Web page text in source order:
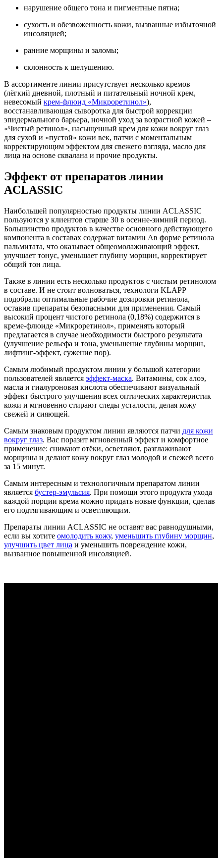
нарушение общего тона и пигментные пятна;
сухость и обезвоженность кожи, вызванные избыточной
инсоляцией;
ранние морщины и заломы;
склонность к шелушению.
В ассортименте линии присутствует несколько кремов
(лёгкий дневной, плотный и питательный ночной крем,
невесомый крем-флюид «Микроретинол»),
восстанавливающая сыворотка для быстрой коррекции
эпидермального барьера, ночной уход за возрастной кожей –
«Чистый ретинол», насыщенный крем для кожи вокруг глаз
для сухой и «пустой» кожи век, патчи с моментальным
корректирующим эффектом для свежего взгляда, масло для
лица на основе сквалана и прочие продукты.
Эффект от препаратов линии
ACLASSIC
Наибольшей популярностью продукты линии ACLASSIC
пользуются у клиентов старше 30 в осенне-зимний период.
Большинство продуктов в качестве основного действующего
компонента в составах содержат витамин Aв форме ретинола
пальмитата, что оказывает общеомолаживающий эффект,
улучшает тонус, уменьшает глубину морщин, корректирует
общий тон лица.
Также в линии есть несколько продуктов с чистым ретинолом
в составе. И не стоит волноваться, технологи KLAPP
подобрали оптимальные рабочие дозировки ретинола,
оставив препараты безопасными для применения. Самый
высокий процент чистого ретинола (0,18%) содержится в
креме-флюиде «Микроретинол», применять который
предлагается в случае необходимости быстрого результата
(улучшение рельефа и тона, уменьшение глубины морщин,
лифтинг-эффект, сужение пор).
Самым любимый продуктом линии у большой категории
пользователей является эффект-маска. Витамины, сок алоэ,
масла и гиалуроновая кислота обеспечивают визуальный
эффект быстрого улучшения всех оптических характеристик
кожи и мгновенно стирают следы усталости, делая кожу
свежей и сияющей.
Самым знаковым продуктом линии являются патчи для кожи
вокруг глаз. Вас поразит мгновенный эффект и комфортное
применение: снимают отёки, осветляют, разглаживают
морщины и делают кожу вокруг глаз молодой и свежей всего
за 15 минут.
Самым интересным и технологичным препаратом линии
является бустер-эмульсия. При помощи этого продукта ухода
каждой порции крема можно придать новые функции, сделав
его подтягивающим и осветляющим.
Препараты линии ACLASSIC не оставят вас равнодушными,
если вы хотите омолодить кожу, уменьшить глубину морщин,
улучшить цвет лица и уменьшить повреждение кожи,
вызванное повышенной инсоляцией.